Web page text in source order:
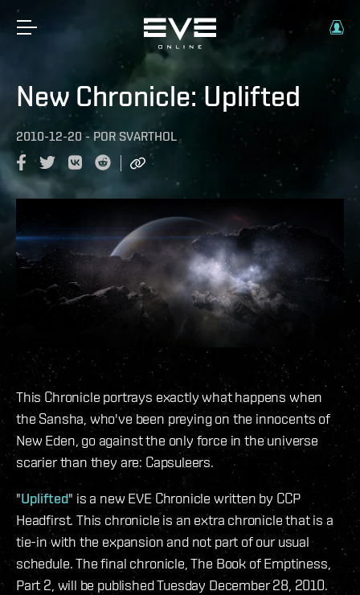
New Chronicle: Uplifted
2010-12-20 - POR SVARTHOL
This Chronicle portrays exactly what happens when
the Sansha, who've been preying on the innocents of
New Eden, go against the only force in the universe
scarier than they are: Capsuleers.
"Uplifted" is a new EVE Chronicle written by CCP
Headfirst. This chronicle is an extra chronicle that is a
tie-in with the expansion and not part of our usual
schedule. The final chronicle, The Book of Emptiness,
Part 2, will be published Tuesday December 28, 2010.